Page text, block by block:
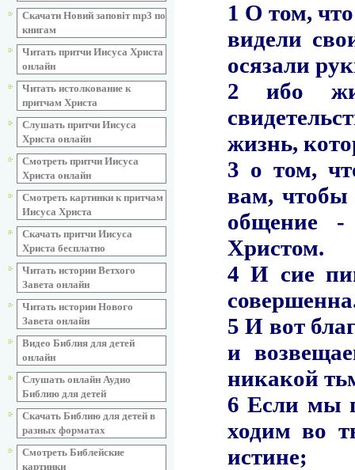
Скачати Новий заповіт mp3 по
книгам
Читать притчи Иисуса Христа
онлайн
Читать истолкование к
притчам Христа
Слушать притчи Иисуса
Христа онлайн
Смотреть притчи Иисуса
Христа онлайн
Смотреть картинки к притчам
Иисуса Христа
Скачать притчи Иисуса
Христа бесплатно
Читать истории Ветхого
Завета онлайн
Читать истории Нового
Завета онлайн
Видео Библия для детей
онлайн
Слушать онлайн Аудио
Библию для детей
Скачать Библию для детей в
разных форматах
Смотреть Библейские
картинки